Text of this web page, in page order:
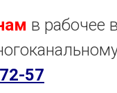
в рабочее
57